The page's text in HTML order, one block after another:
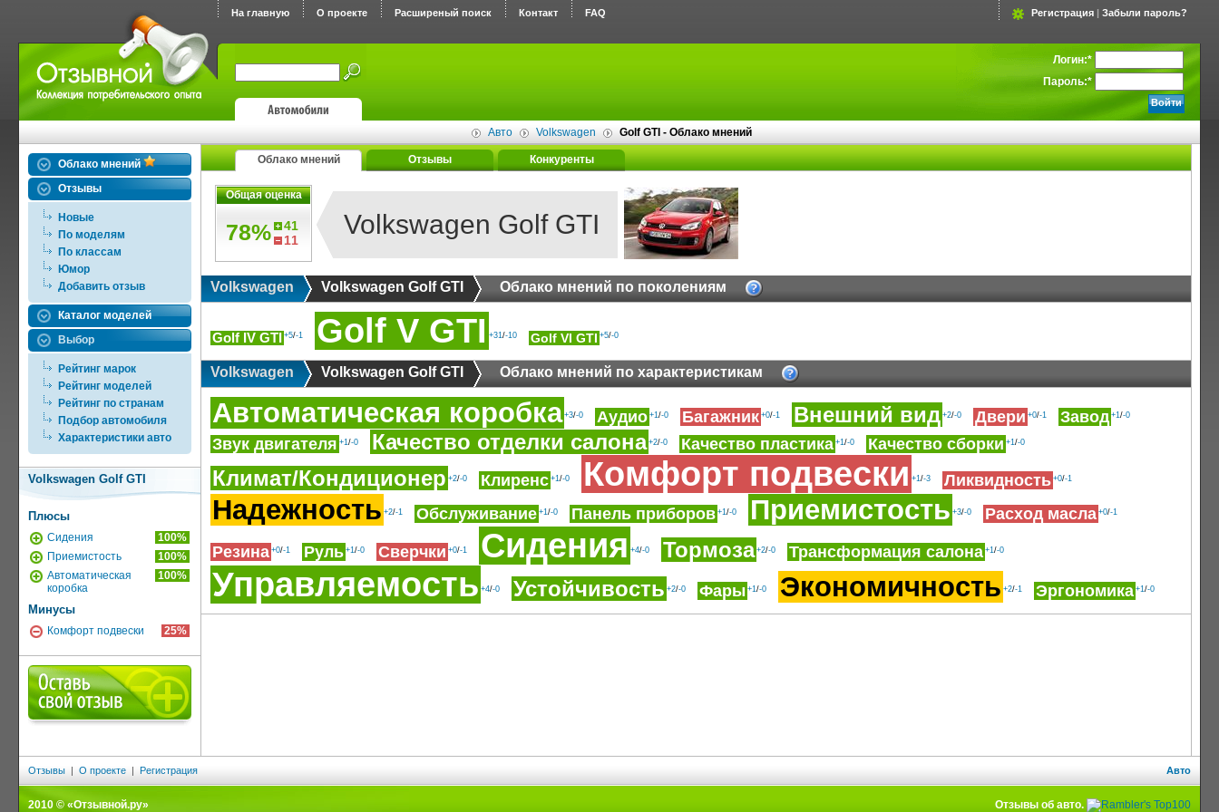
На главную О проекте Расширеный поиск Контакт FAQ Регистрация | Забыли пароль?
Логин:*
Пароль:*
Авто Volkswagen Golf GTI - Облако мнений
Облако мнений
Отзывы
Новые
По моделям
По классам
Юмор
Добавить отзыв
Каталог моделей
Выбор
Рейтинг марок
Рейтинг моделей
Рейтинг по странам
Подбор автомобиля
Характеристики авто
Volkswagen Golf GTI
Плюсы
Сидения
100%
Приемистость
100%
Автоматическая
коробка
100%
Минусы
Комфорт подвески 25%
Облако мнений Отзывы Конкуренты
Общая оценка
78%
41
11
Volkswagen Golf GTI
Volkswagen Volkswagen Golf GTI Облако мнений по поколениям
Golf IV GTI +5/-1 Golf V GTI +31/-10 Golf VI GTI +5/-0
Volkswagen Volkswagen Golf GTI Облако мнений по характеристикам
Автоматическая коробка +3/-0 Аудио +1/-0 Багажник +0/-1 Внешний вид +2/-0 Двери +0/-1 Завод +1/-0
Звук двигателя +1/-0 Качество отделки салона +2/-0 Качество пластика +1/-0 Качество сборки +1/-0
Климат/Кондиционер +2/-0 Клиренс +1/-0 Комфорт подвески +1/-3 Ликвидность +0/-1
Надежность +2/-1 Обслуживание +1/-0 Панель приборов +1/-0 Приемистость +3/-0 Расход масла +0/-1
Резина +0/-1 Руль +1/-0 Сверчки +0/-1 Сидения +4/-0 Тормоза +2/-0 Трансформация салона +1/-0
Управляемость +4/-0 Устойчивость +2/-0 Фары +1/-0 Экономичность +2/-1 Эргономика +1/-0
Отзывы | О проекте | Регистрация Авто
2010 © «Отзывной.ру»
Отзывы об авто.